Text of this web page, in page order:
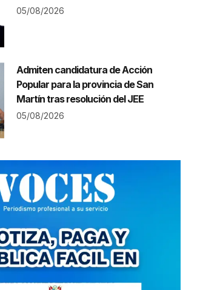
05/08/2026
Admiten candidatura de Acción
Popular para la provincia de San
Martín tras resolución del JEE
05/08/2026